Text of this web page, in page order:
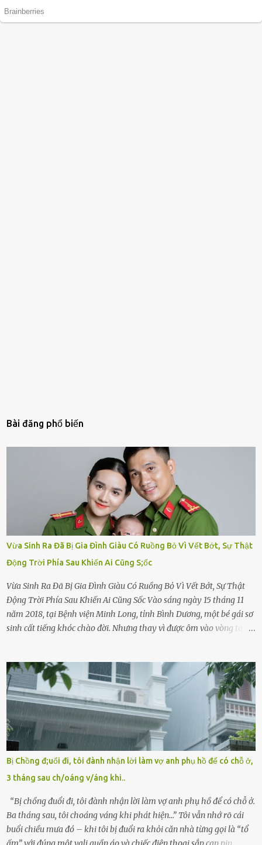
Bài đăng phổ biến
Vừa Sinh Ra Đã Bị Gia Đình Giàu Có Ruồng Bỏ Vì Vết Bớt, Sự Thật
Động Trời Phía Sau Khiến Ai Cũng S;ốc
Vừa Sinh Ra Đã Bị Gia Đình Giàu Có Ruồng Bỏ Vì Vết Bớt, Sự Thật
Động Trời Phía Sau Khiến Ai Cũng Sốc Vào sáng ngày 15 tháng 11
năm 2018, tại Bệnh viện Minh Long, tỉnh Bình Dương, một bé gái sơ
sinh cất tiếng khóc chào đời. Nhưng thay vì được ôm vào vòng tay
hảo, địa vị cao sang của ông Trần Quốc Tùng xem như điềm gở. Ông
Tùng, một doanh nhân quyền lực có tiếng ở Bình Dương, cùng vợ là
bà Đỗ Thị Nga, lập tức ra quyết định nhẫn tâm: bỏ lại đứa trẻ. Họ
viện cớ “không đủ khả năng nuôi dưỡng” và ký vào giấy từ chối
quyền giám hộ, yêu cầu bệnh viện xử lý bé như một trường hợp bị
bỏ rơi. Trong khi ấy, con gái ruột của họ – Trần Lệ Mi – vẫn đang
mê man sau sinh, hoàn toàn không hay biết chuyện gì xảy ra.
Thiếu úy Nguyễn Thị Mai, một nữ cảnh sát công tác tại địa phương,
tình cờ chứng kiến giây phút bé bị đưa đi trong lặng lẽ. Nét mặt đỏ
hỏn, bàn tay bé xíu co quắp, ...
Bị Chồng đ;uổi đi, tôi đành nhận lời làm vợ anh phụ hồ để có chỗ ở,
3 tháng sau ch/oáng v/áng khi..
“Bị chồng đuổi đi, tôi đành nhận lời làm vợ anh phụ hồ để có chỗ ở.
Ba tháng sau, tôi choáng váng khi phát hiện…” Tôi vẫn nhớ rõ cái
buổi chiều mưa đó – khi tôi bị đuổi ra khỏi căn nhà từng gọi là “tổ